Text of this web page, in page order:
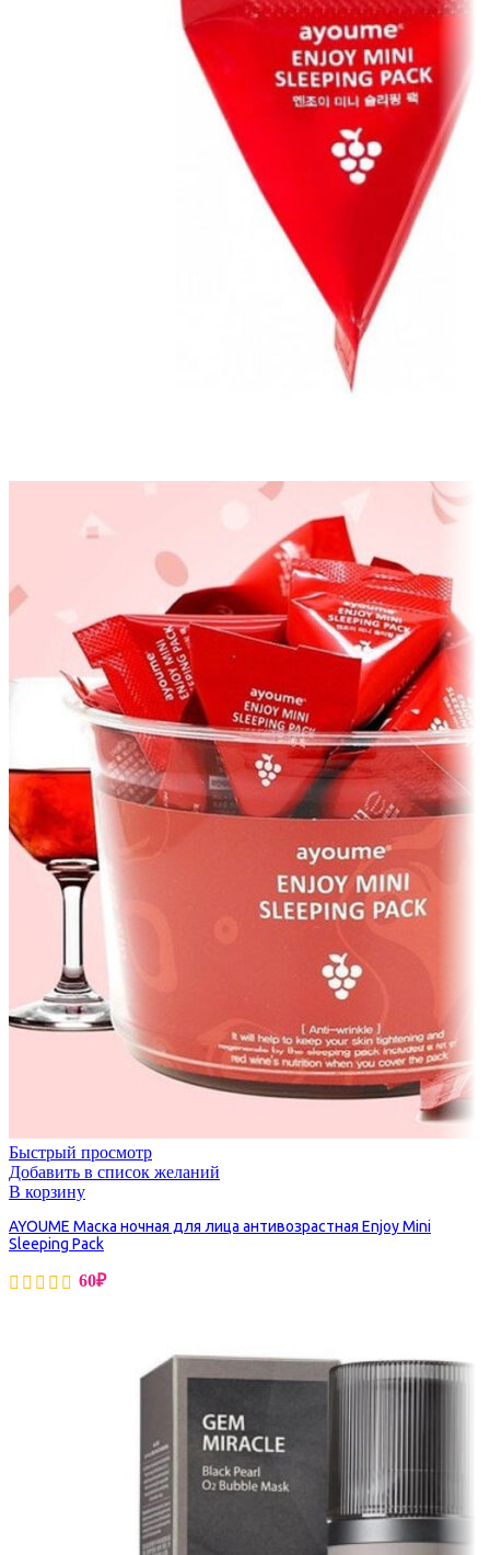
Быстрый просмотр
Добавить в список желаний
В корзину
AYOUME Маска ночная для лица антивозрастная Enjoy Mini
Sleeping Pack
60₽